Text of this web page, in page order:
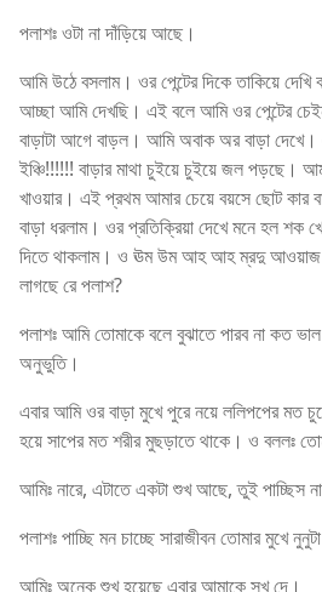
পলাশঃ ওটা না দাঁড়িয়ে আছে।
আমি উঠে বসলাম। ওর পেন্টের দিকে তাকিয়ে
আচ্ছা আমি দেখছি। এই বলে আমি ওর পেন্টের
বাড়াটা আগে বাড়ল। আমি অবাক অর বাড়া দেখে।
ইঞ্চি!!!!!! বাড়ার মাথা চুইয়ে চুইয়ে জল পড়ছে।
খাওয়ার। এই প্রথম আমার চেয়ে বয়সে ছোট কার
বাড়া ধরলাম। ওর প্রতিক্রিয়া দেখে মনে হল শক
দিতে থাকলাম। ও ঊম উম আহ আহ ম্রদু আওয়াজ
লাগছে রে পলাশ?
পলাশঃ আমি তোমাকে বলে বুঝাতে পারব না কত
অনুভুতি।
এবার আমি ওর বাড়া মুখে পুরে নয়ে ললিপপের
হয়ে সাপের মত শরীর মুছড়াতে থাকে। ও বললঃ
আমিঃ নারে, এটাতে একটা শুখ আছে, তুই পাচ্ছিস
পলাশঃ পাচ্ছি মন চাচ্ছে সারাজীবন তোমার মুখে
আমিঃ অনেক শুখ হয়েছে এবার আমাকে সুখ দে।